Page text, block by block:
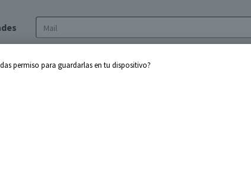
de privacidad y de tratamiento de datos
permiso para guardarlas en tu dispositivo?